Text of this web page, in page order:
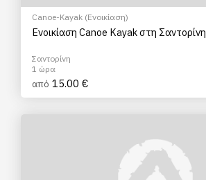
Canoe-Kayak (Ενοικίαση)
Ενοικίαση Canoe Kayak στη Σαντορίνη
Σαντορίνη
1 ώρα
από 15.00 €